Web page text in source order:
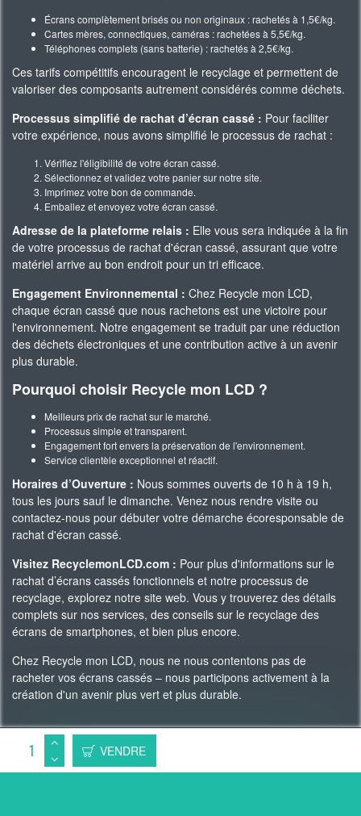
VENDRE
Écrans complètement brisés ou non originaux : rachetés à 1,5€/kg.
Cartes mères, connectiques, caméras : rachetées à 5,5€/kg.
Téléphones complets (sans batterie) : rachetés à 2,5€/kg.
Ces tarifs compétitifs encouragent le recyclage et permettent de
valoriser des composants autrement considérés comme déchets.
Processus simplifié de rachat d’écran cassé : Pour faciliter
votre expérience, nous avons simplifié le processus de rachat :
Vérifiez l'éligibilité de votre écran cassé.
Sélectionnez et validez votre panier sur notre site.
Imprimez votre bon de commande.
Emballez et envoyez votre écran cassé.
Adresse de la plateforme relais : Elle vous sera indiquée à la fin
de votre processus de rachat d'écran cassé, assurant que votre
matériel arrive au bon endroit pour un tri efficace.
Engagement Environnemental : Chez Recycle mon LCD,
chaque écran cassé que nous rachetons est une victoire pour
l'environnement. Notre engagement se traduit par une réduction
des déchets électroniques et une contribution active à un avenir
plus durable.
Pourquoi choisir Recycle mon LCD ?
Meilleurs prix de rachat sur le marché.
Processus simple et transparent.
Engagement fort envers la préservation de l'environnement.
Service clientèle exceptionnel et réactif.
Horaires d’Ouverture : Nous sommes ouverts de 10 h à 19 h,
tous les jours sauf le dimanche. Venez nous rendre visite ou
contactez-nous pour débuter votre démarche écoresponsable de
rachat d'écran cassé.
Visitez RecyclemonLCD.com : Pour plus d'informations sur le
rachat d’écrans cassés fonctionnels et notre processus de
recyclage, explorez notre site web. Vous y trouverez des détails
complets sur nos services, des conseils sur le recyclage des
écrans de smartphones, et bien plus encore.
Chez Recycle mon LCD, nous ne nous contentons pas de
racheter vos écrans cassés – nous participons activement à la
création d'un avenir plus vert et plus durable.
Copyright 2023 © Recycle Mon LCD -